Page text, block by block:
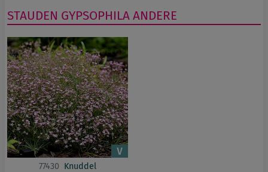
STAUDEN GYPSOPHILA ANDERE
77430 Knuddel